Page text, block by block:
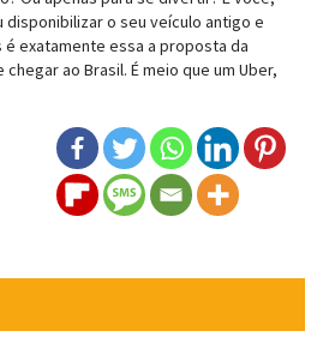
o seu veículo antigo e
é exatamente essa a proposta da
ao Brasil. É meio que um Uber,